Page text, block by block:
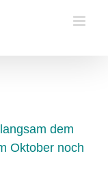
dem
Oktober noch